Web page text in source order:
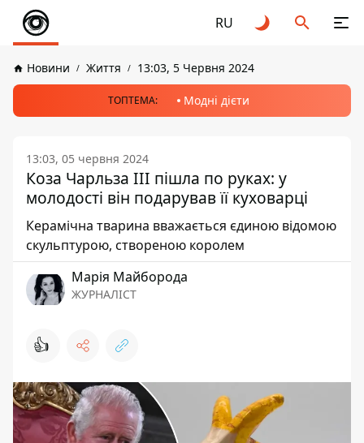
RU
Новини Життя 13:03, 5 Червня 2024
ТОПТЕМА: Модні дієти
13:03, 05 червня 2024
Коза Чарльза III пішла по руках: у
молодості він подарував її куховарці
Керамічна тварина вважається єдиною відомою
скульптурою, створеною королем
Марія Майборода
ЖУРНАЛІСТ
👍